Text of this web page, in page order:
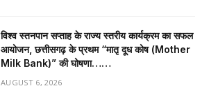
विश्व स्तनपान सप्ताह के राज्य स्तरीय कार्यक्रम का सफल
आयोजन, छत्तीसगढ़ के प्रथम “मातृ दूध कोष (Mother
Milk Bank)” की घोषणा……
AUGUST 6, 2026